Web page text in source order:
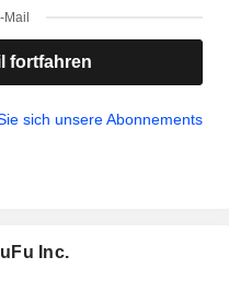
fortfahren
sich unsere Abonnements
Inc.